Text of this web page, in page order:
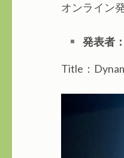
オンライン
発表者
Title：